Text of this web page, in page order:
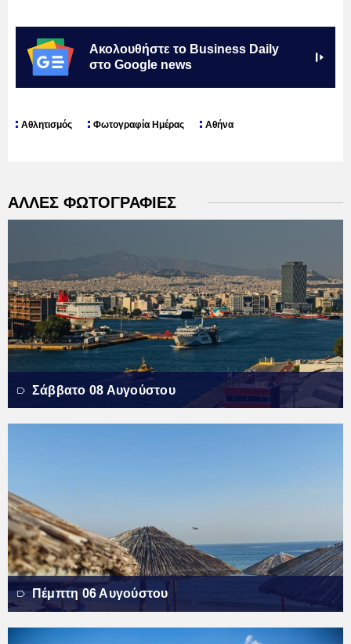
Ακολουθήστε το Business Daily
στο Google news
Αθλητισμός Φωτογραφία Ημέρας Αθήνα
ΑΛΛΕΣ ΦΩΤΟΓΡΑΦΙΕΣ
Σάββατο 08 Αυγούστου
Πέμπτη 06 Αυγούστου